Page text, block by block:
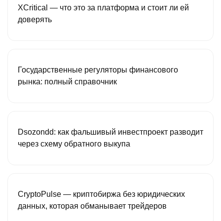
XCritical — что это за платформа и стоит ли ей
доверять
Государственные регуляторы финансового
рынка: полный справочник
Dsozondd: как фальшивый инвестпроект разводит
через схему обратного выкупа
CryptoPulse — криптобиржа без юридических
данных, которая обманывает трейдеров